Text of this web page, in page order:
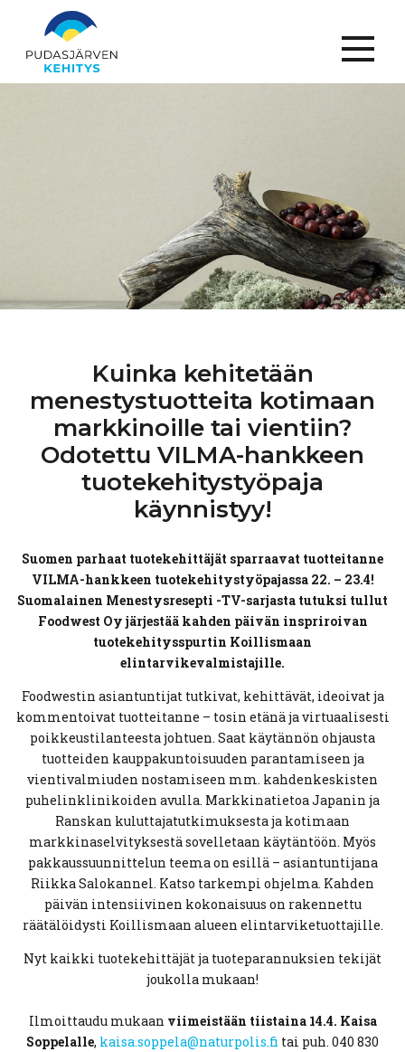
Menu
Kuinka kehitetään
menestystuotteita kotimaan
markkinoilletai vientiin?
Odotettu VILMA-hankkeen
tuotekehitystyöpaja
käynnistyy!
Suomen parhaat tuotekehittäjät sparraavat tuotteitanne
VILMA-hankkeen tuotekehitystyöpajassa 22. – 23.4!
Suomalainen Menestysresepti -TV-sarjasta tutuksi tullut
Foodwest Oy järjestää kahden päivän inspriroivan
tuotekehitysspurtin Koillismaan
elintarvikevalmistajille.
Foodwestin asiantuntijat tutkivat, kehittävät, ideoivat ja
kommentoivat tuotteitanne – tosin etänä ja virtuaalisesti
poikkeustilanteesta johtuen. Saat käytännön ohjausta
tuotteiden kauppakuntoisuuden parantamiseen ja
vientivalmiuden nostamiseen mm. kahdenkeskisten
puhelinklinikoiden avulla. Markkinatietoa Japanin ja
Ranskan kuluttajatutkimuksesta ja kotimaan
markkinaselvityksestä sovelletaan käytäntöön. Myös
pakkaussuunnittelun teema on esillä – asiantuntijana
Riikka Salokannel. Katso tarkempi ohjelma. Kahden
päivän intensiivinen kokonaisuus on rakennettu
räätälöidysti Koillismaan alueen elintarviketuottajille.
Nyt kaikki tuotekehittäjät ja tuoteparannuksien tekijät
joukolla mukaan!
Ilmoittaudu mukaan viimeistään tiistaina 14.4. Kaisa
Soppelalle, kaisa.soppela@naturpolis.fi tai puh. 040 830